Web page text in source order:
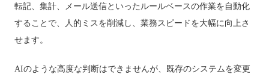
転記、集計、メール送信といったルールベースの作業を自動化
することで、人的ミスを削減し、業務スピードを大幅に向上さ
せます。
AIのような高度な判断はできませんが、既存のシステムを変更